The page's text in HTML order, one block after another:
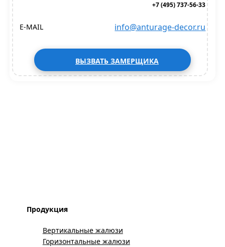
+7 (495) 737-56-33
E-MAIL info@anturage-decor.ru
ВЫЗВАТЬ ЗАМЕРЩИКА
Продукция
Вертикальные жалюзи
Горизонтальные жалюзи